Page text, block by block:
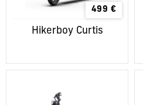
499 €
Hikerboy Curtis